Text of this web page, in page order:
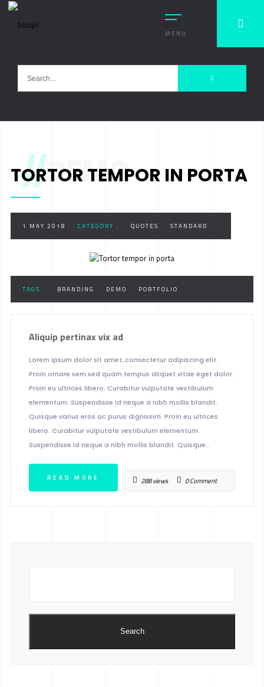
MENU
//DEMO
TORTOR TEMPOR IN PORTA
1 MAY 2018 CATEGORY : QUOTES STANDARD
TAGS : BRANDING DEMO PORTFOLIO
Aliquip pertinax vix ad
Lorem ipsum dolor sit amet, consectetur adipiscing elit.
Proin ornare sem sed quam tempus aliquet vitae eget dolor.
Proin eu ultrices libero. Curabitur vulputate vestibulum
elementum. Suspendisse id neque a nibh mollis blandit.
Quisque varius eros ac purus dignissim. Proin eu ultrices
libero. Curabitur vulputate vestibulum elementum.
Suspendisse id neque a nibh mollis blandit. Quisque..
READ MORE 288 views 0 Comment
Search